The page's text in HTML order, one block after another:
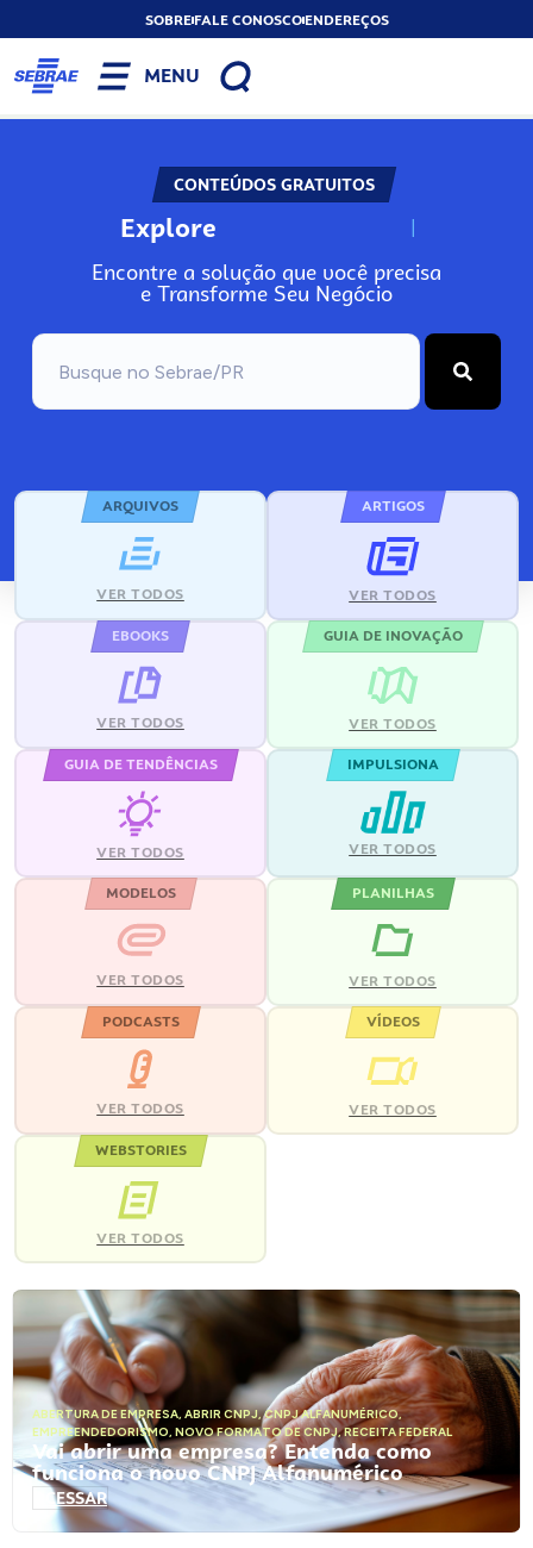
SOBREFALE CONOSCOENDEREÇOS
MENU
CONTEÚDOS GRATUITOS
Explore N
Encontre a solução que você precisa
e Transforme Seu Negócio
ARQUIVOS
VER TODOS
ARTIGOS
VER TODOS
EBOOKS
VER TODOS
GUIA DE INOVAÇÃO
VER TODOS
GUIA DE TENDÊNCIAS
VER TODOS
IMPULSIONA
VER TODOS
MODELOS
VER TODOS
PLANILHAS
VER TODOS
PODCASTS
VER TODOS
VÍDEOS
VER TODOS
WEBSTORIES
VER TODOS
ABERTURA DE EMPRESA, ABRIR CNPJ,CNPJ ALFANUMÉRICO,
EMPREENDEDORISMO, NOVO FORMATO DE CNPJ,RECEITA FEDERAL
Vai abrir uma empresa? Entenda como
funciona o novo CNPJ Alfanumérico
ACESSAR